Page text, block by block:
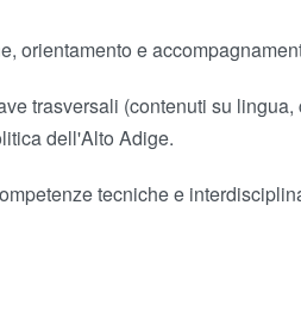
orientamento e
trasversali (contenuti su
dell'Alto Adige.
tecniche e